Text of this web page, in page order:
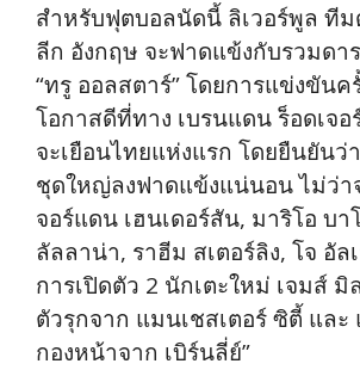
สำหรับฟุตบอลนัดนี้ ลิเวอร์พูล ทีม
ลีก อังกฤษ จะฟาดแข้งกับรวมดา
“ทรู ออลสตาร์” โดยการแข่งขันค
โอกาสดีที่ทาง เบรนแดน ร็อดเจ
จะเยือนไทยแห่งแรก โดยยืนยันว่
ชุดใหญ่ลงฟาดแข้งแน่นอน ไม่ว่า
จอร์แดน เฮนเดอร์สัน, มาริโอ บา
ลัลลาน่า, ราฮีม สเตอร์ลิง, โจ อัล
การเปิดตัว 2 นักเตะใหม่ เจมส์
ตัวรุกจาก แมนเชสเตอร์ ซิตี้ และ
กองหน้าจาก เบิร์นลี่ย์”